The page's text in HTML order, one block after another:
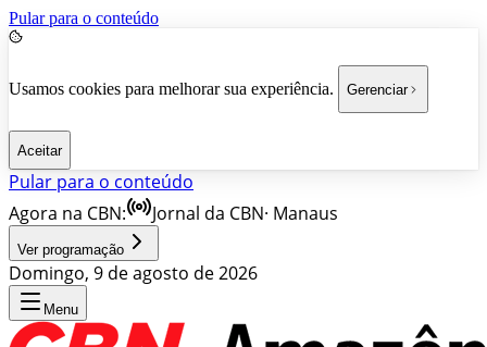
Pular para o conteúdo
Usamos cookies para melhorar sua experiência. Gerenciar
Aceitar
Pular para o conteúdo
Agora na CBN:
Jornal da CBN· Manaus
Ver programação
Domingo, 9 de agosto de 2026
Menu